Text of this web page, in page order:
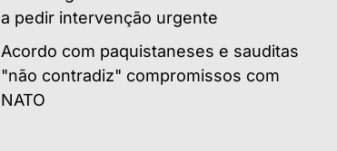
a pedir intervenção urgente
Acordo com paquistaneses e sauditas
"não contradiz" compromissos com
NATO